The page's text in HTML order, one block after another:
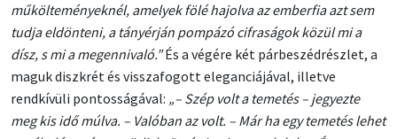
műkölteményeknél, amelyek fölé hajolva az emberfia azt sem
tudja eldönteni, a tányérján pompázó cifraságok közül mi a
dísz, s mi a megennivaló.”És a végére két párbeszédrészlet, a
maguk diszkrét és visszafogott eleganciájával, illetve
rendkívüli pontosságával: „– Szép volt a temetés – jegyezte
meg kis idő múlva. – Valóban az volt. – Már ha egy temetés lehet